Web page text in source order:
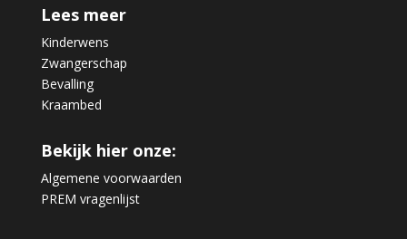
Lees meer
Kinderwens
Zwangerschap
Bevalling
Kraambed
Bekijk hier onze:
Algemene voorwaarden
PREM vragenlijst